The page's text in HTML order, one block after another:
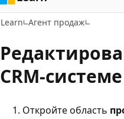
Learn Агент продаж
CRM-системе
Откройте область